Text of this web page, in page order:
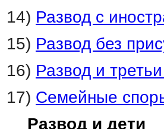
14) Развод с
15) Развод без
16) Развод и
17) Семейные
Развод и дети